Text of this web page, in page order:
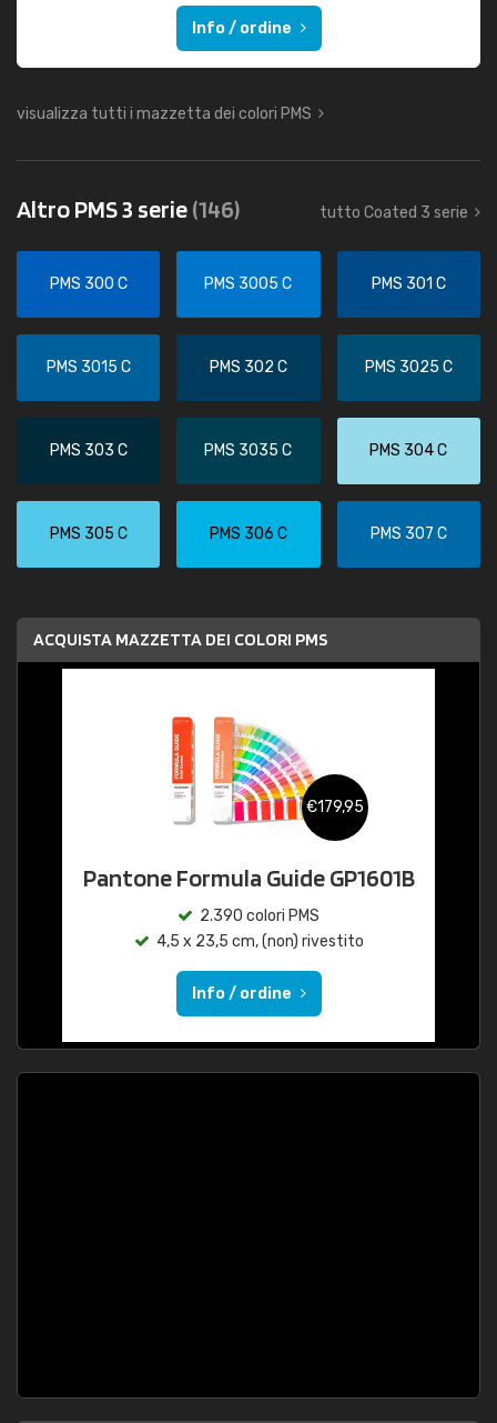
Info / ordine
visualizza tutti i mazzetta dei colori PMS
Altro PMS 3 serie(146) tutto Coated 3 serie
PMS 300 C PMS 3005 C PMS 301 C
PMS 3015 C PMS 302 C PMS 3025 C
PMS 303 C PMS 3035 C PMS 304 C
PMS 305 C PMS 306 C PMS 307 C
ACQUISTA MAZZETTA DEI COLORI PMS
€179,95
Pantone Formula Guide GP1601B
2.390 colori PMS
4,5 x 23,5 cm, (non) rivestito
Info / ordine